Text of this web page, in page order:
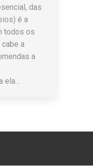
das
é a
todos os
a
a
ela…